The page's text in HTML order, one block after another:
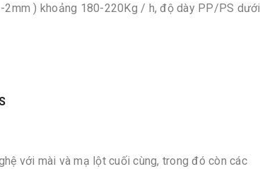
2mm ) khoảng 180-220Kg / h, độ dày PP/PS dưới
với mài và mạ lột cuối cùng, trong đó còn các